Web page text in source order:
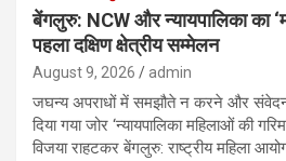
बेंगलुरु: NCW और न्यायपालिका का
पहला दक्षिण क्षेत्रीय सम्मेलन
August 9, 2026 admin
जघन्य अपराधों में समझौते न करने और
दिया गया जोर ‘न्यायपालिका महिलाओं की
विजया राहटकर बेंगलुरु: राष्ट्रीय महिला